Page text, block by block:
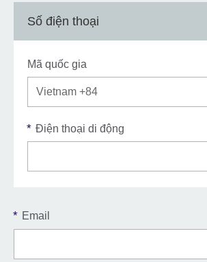
Số điện thoại
Mã quốc gia
* Điện thoại di động
* Email